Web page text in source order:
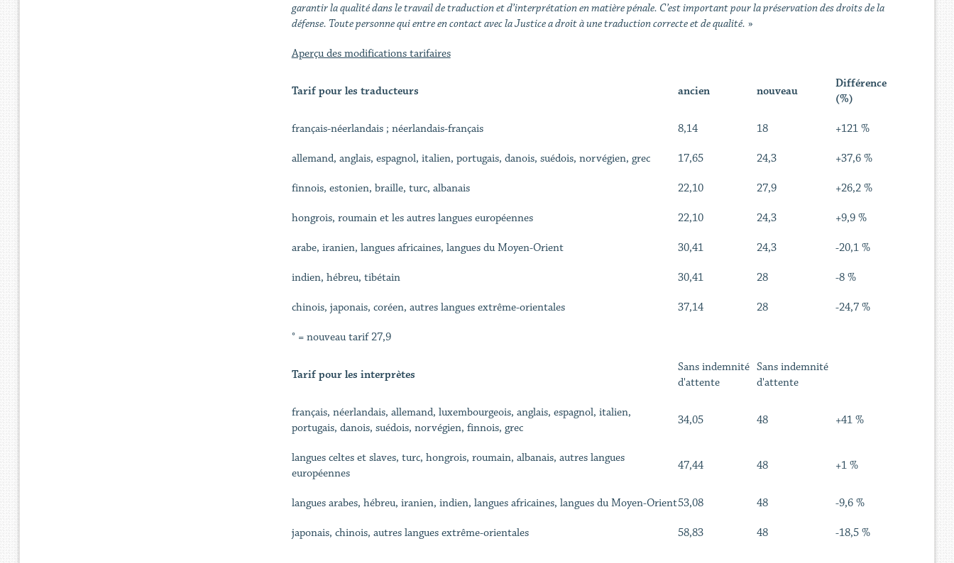
garantir la qualité dans le travail de traduction et d’interprétation en matière pénale. C’est important pour la préservation des droits de la
défense. Toute personne qui entre en contact avec la Justice a droit à une traduction correcte et de qualité. »
Aperçu des modifications tarifaires
Tarif pour les traducteurs ancien nouveau
Différence
(%)
français-néerlandais ; néerlandais-français 8,14 18 +121 %
allemand, anglais, espagnol, italien, portugais, danois, suédois, norvégien, grec 17,65 24,3 +37,6 %
finnois, estonien, braille, turc, albanais 22,10 27,9 +26,2 %
hongrois, roumain et les autres langues européennes 22,10 24,3 +9,9 %
arabe, iranien, langues africaines, langues du Moyen-Orient 30,41 24,3 -20,1 %
indien, hébreu, tibétain 30,41 28 -8 %
chinois, japonais, coréen, autres langues extrême-orientales 37,14 28 -24,7 %
° = nouveau tarif 27,9
Tarif pour les interprètes
Sans indemnité
d'attente
Sans indemnité
d'attente
français, néerlandais, allemand, luxembourgeois, anglais, espagnol, italien,
portugais, danois, suédois, norvégien, finnois, grec
34,05 48 +41 %
langues celtes et slaves, turc, hongrois, roumain, albanais, autres langues
européennes
47,44 48 +1 %
langues arabes, hébreu, iranien, indien, langues africaines, langues du Moyen-Orient53,08 48 -9,6 %
japonais, chinois, autres langues extrême-orientales 58,83 48 -18,5 %